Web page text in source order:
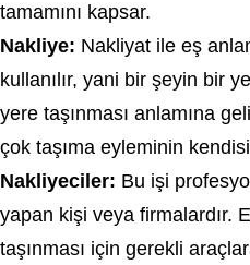
tamamını kapsar.
Nakliye: Nakliyat ile eş
kullanılır, yani bir şeyin bir
yere taşınması anlamına
çok taşıma eyleminin
Nakliyeciler: Bu işi
yapan kişi veya firmalardır.
taşınması için gerekli